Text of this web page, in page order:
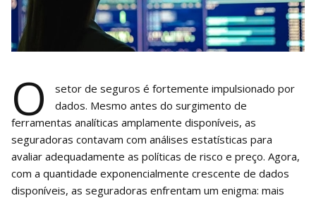
O
setor de seguros é fortemente impulsionado por
dados. Mesmo antes do surgimento de
ferramentas analíticas amplamente disponíveis, as
seguradoras contavam com análises estatísticas para
avaliar adequadamente as políticas de risco e preço. Agora,
com a quantidade exponencialmente crescente de dados
disponíveis, as seguradoras enfrentam um enigma: mais